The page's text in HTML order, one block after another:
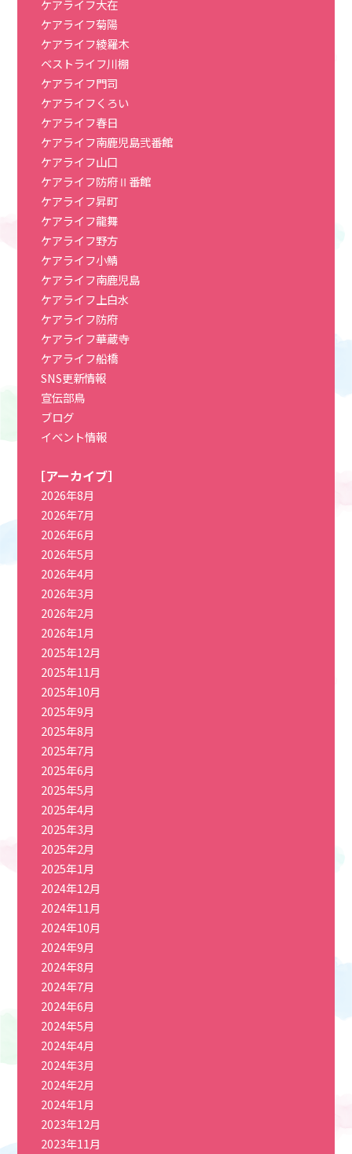
ケアライフ大在
ケアライフ菊陽
ケアライフ綾羅木
ベストライフ川棚
ケアライフ門司
ケアライフくろい
ケアライフ春日
ケアライフ南鹿児島弐番館
ケアライフ山口
ケアライフ防府Ⅱ番館
ケアライフ昇町
ケアライフ龍舞
ケアライフ野方
ケアライフ小鯖
ケアライフ南鹿児島
ケアライフ上白水
ケアライフ防府
ケアライフ華蔵寺
ケアライフ船橋
SNS更新情報
宣伝部鳥
ブログ
イベント情報
［アーカイブ］
2026年8月
2026年7月
2026年6月
2026年5月
2026年4月
2026年3月
2026年2月
2026年1月
2025年12月
2025年11月
2025年10月
2025年9月
2025年8月
2025年7月
2025年6月
2025年5月
2025年4月
2025年3月
2025年2月
2025年1月
2024年12月
2024年11月
2024年10月
2024年9月
2024年8月
2024年7月
2024年6月
2024年5月
2024年4月
2024年3月
2024年2月
2024年1月
2023年12月
2023年11月